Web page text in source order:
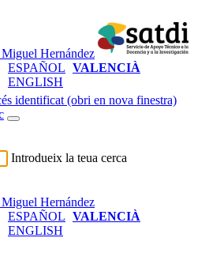
ESPAÑOL VALENCIÀ
ENGLISH
identificat (obri en nova finestra)
Introdueix la teua cerca
ESPAÑOL VALENCIÀ
ENGLISH